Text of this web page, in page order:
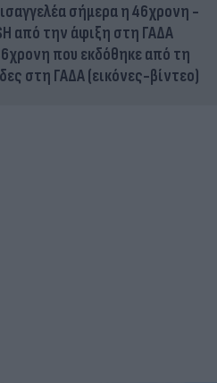
σήμερα η 46χρονη -
από την άφιξη στη ΓΑΔΑ
που εκδόθηκε από τη
στη ΓΑΔΑ (εικόνες-βίντεο)